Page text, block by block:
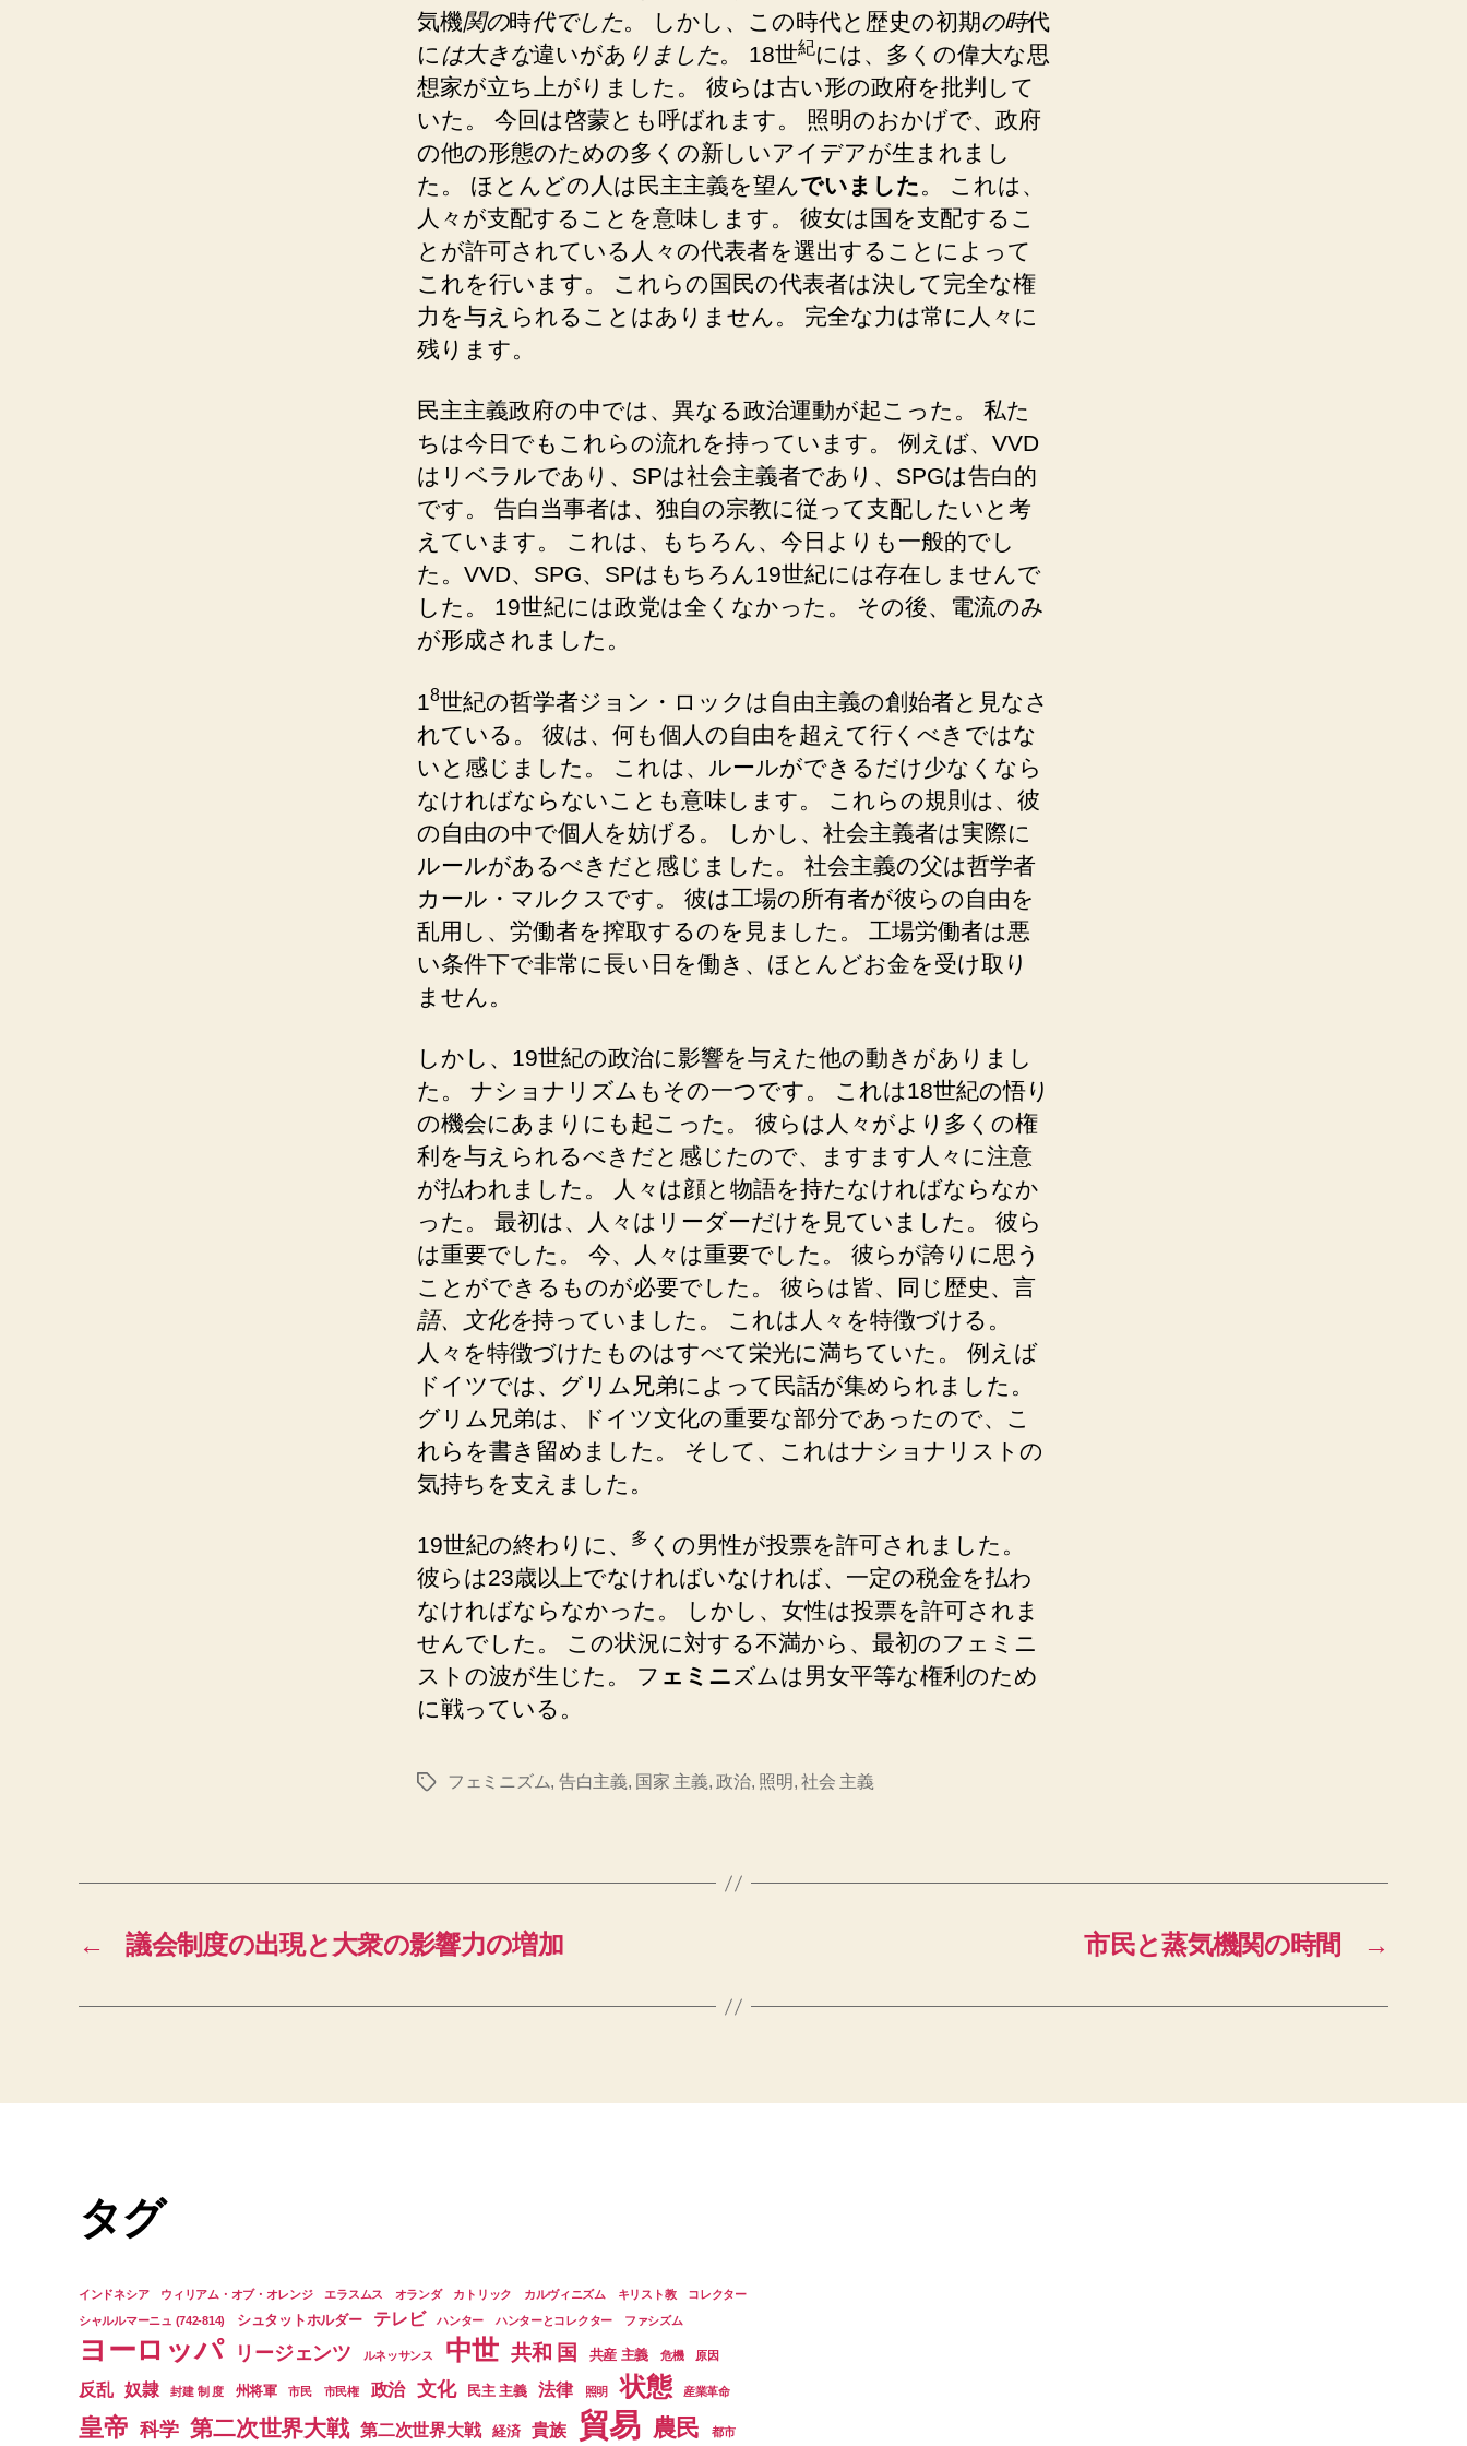
気機関の時代でした。 しかし、この時代と歴史の初期の時代
に は大きな違いがあ りました。 18世紀には、多くの偉大な思
想家が立ち上がりました。 彼らは古い形の政府を批判して
いた。 今回は啓蒙とも呼ばれます。 照明のおかげで、政府
の他の形態のための多くの新しいアイデアが生まれまし
た。 ほとんどの人は民主主義を望んでいました 。 これは、
人々が支配することを意味します。 彼女は国を支配するこ
とが許可されている人々の代表者を選出することによって
これを行います。 これらの国民の代表者は決して完全な権
力を与えられることはありません。 完全な力は常に人々に
残ります。
民主主義政府の中では、異なる政治運動が起こった。 私た
ちは今日でもこれらの流れを持っています。 例えば、VVD
はリベラルであり、SPは社会主義者であり、SPGは告白的
です。 告白当事者は、独自の宗教に従って支配したいと考
えています。 これは、もちろん、今日よりも一般的でし
た。VVD、SPG、SPはもちろん19世紀に は存在しませんで
した。 19世紀には政党は全くなかっ た。 その後、電流のみ
が形成されました。
1 8世紀の哲学者ジョン・ロックは自由主義の創始者と見なさ
れている。 彼は、何も個人の自由を超えて行くべきではな
いと感じました。 これは、ルールができるだけ少なくなら
なければならないことも意味します。 これらの規則は、彼
の自由の中で個人を妨げる。 しかし、社会主義者は実際に
ルールがあるべきだと感じました。 社会主義の父は哲学者
カール・マルクスです。 彼は工場の所有者が彼らの自由を
乱用し、労働者を搾取するのを見ました。 工場労働者は悪
い条件下で非常に長い日を働き、ほとんどお金を受け取り
ません。
しかし、19世紀の政治に影響を与えた他の動きがありま し
た。 ナショナリズムもその一つです。 これは18世紀の悟り
の機会にあまりにも起こ った。 彼らは人々がより多くの権
利を与えられるべきだと感じたので、ますます人々に注意
が払われました。 人々は顔と物語を持たなければならなか
った。 最初は、人々はリーダーだけを見ていました。 彼ら
は重要でした。 今、人々は重要でした。 彼らが誇りに思う
ことができるものが必要でした。 彼らは皆、同じ歴史、言
語、文化を持っていました。 これは人々を特徴づける。
人々を特徴づけたものはすべて栄光に満ちていた。 例えば
ドイツでは、グリム兄弟によって民話が集められました。
グリム兄弟は、ドイツ文化の重要な部分であったので、こ
れらを書き留めました。 そして、これはナショナリストの
気持ちを支えました。
19世紀の終わりに、 多 くの男性が投票を許可されました。
彼らは23歳以上でなければいなければ、一定の税金を払わ
なければならなかった。 しかし、女性は投票を許可されま
せんでした。 この状況に対する不満から、最初のフェミニ
ストの波が生じた。 フ ェミニ ズムは男女平等な権利のため
に戦っている。
タ
フェミニズム, 告白主義, 国家 主義,政治, 照明,社会 主義
← 議会制度の出現と大衆の影響力の増加 →
市民と蒸気機関の時間
タグ
インドネシア ウィリアム・オブ・オレンジ エラスムス オランダ カトリック カルヴィニズム キリスト教
コレクター
シャルルマーニュ (742-814)
シュタットホルダー テレビ ハンター ハンターとコレクター ファシズム
ヨーロッパ リージェンツ ルネッサンス 中世 共和 国 共産 主義 危機 原因
反乱 奴隷 封建 制 度 州将軍 市民 市民権 政治 文化 民主 主義 法律 照明 状態 産業革命
皇帝 科学 第二次世界大戦 第二次世界大戦 経済 貴族 貿易 農民 都市